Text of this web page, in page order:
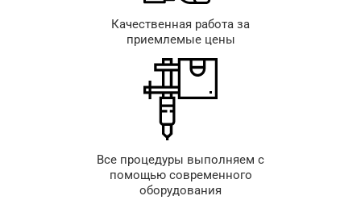
Качественная работа за
приемлемые цены
Все процедуры выполняем с
помощью современного
оборудования